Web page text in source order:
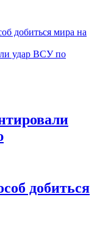
добиться мира на
удар ВСУ по
добиться